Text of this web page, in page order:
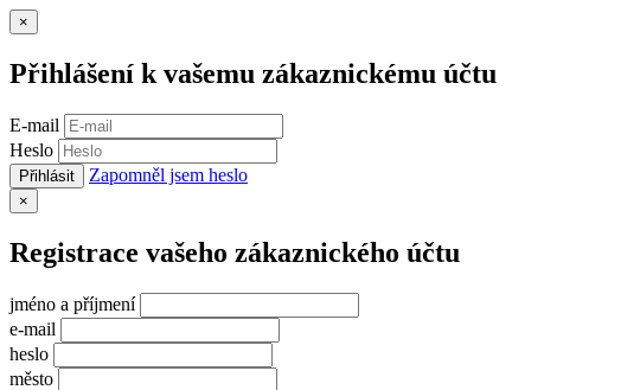
×
Přihlášení k vašemu zákaznickému účtu
E-mail
Heslo
Přihlásit Zapomněl jsem heslo
×
Registrace vašeho zákaznického účtu
jméno a příjmení
e-mail
heslo
město